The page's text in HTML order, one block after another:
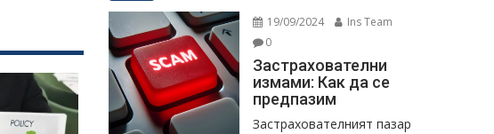
19/09/2024
Ins Team
0
Застрахователни
измами: Как да се
предпазим
Застрахователният пазар